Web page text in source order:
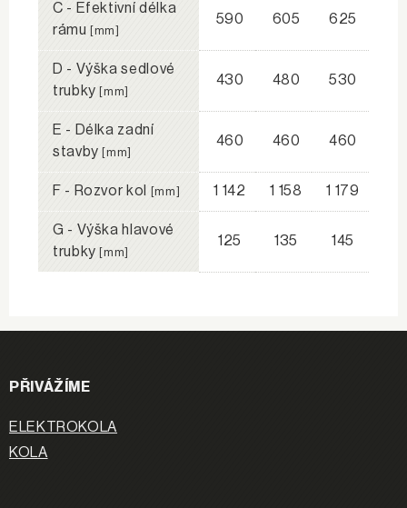
C - Efektivní délka
rámu [mm]
590 605 625
D - Výška sedlové
trubky [mm]
430 480 530
E - Délka zadní
stavby [mm]
460 460 460
F - Rozvor kol [mm] 1 142 1 158 1 179
G - Výška hlavové
trubky [mm]
125 135 145
PŘIVÁŽÍME
ELEKTROKOLA
KOLA